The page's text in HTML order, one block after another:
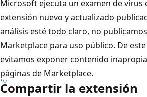
Microsoft ejecuta un examen de virus
extensión nuevo y actualizado
análisis esté todo claro, no
Marketplace para uso público. De
evitamos exponer contenido
páginas de Marketplace.
Compartir la extensión